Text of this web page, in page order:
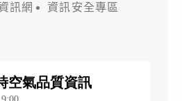
訊網
資訊安全專區